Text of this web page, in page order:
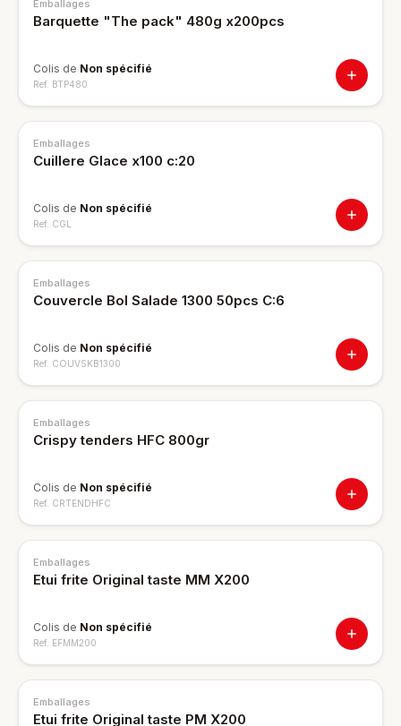
Emballages
Barquette "The pack" 480g x200pcs
Colis de Non spécifié
Ref. BTP480
Emballages
Cuillere Glace x100 c:20
Colis de Non spécifié
Ref. CGL
Emballages
Couvercle Bol Salade 1300 50pcs C:6
Colis de Non spécifié
Ref. COUVSKB1300
Emballages
Crispy tenders HFC 800gr
Colis de Non spécifié
Ref. CRTENDHFC
Emballages
Etui frite Original taste MM X200
Colis de Non spécifié
Ref. EFMM200
Emballages
Etui frite Original taste PM X200